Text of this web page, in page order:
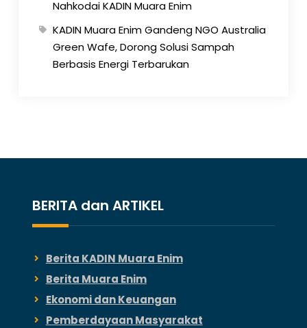
Nahkodai KADIN Muara Enim
KADIN Muara Enim Gandeng NGO Australia
Green Wafe, Dorong Solusi Sampah
Berbasis Energi Terbarukan
BERITA dan ARTIKEL
Berita KADIN Muara Enim
Berita Muara Enim
Ekonomi dan Keuangan
Pemberdayaan Masyarakat